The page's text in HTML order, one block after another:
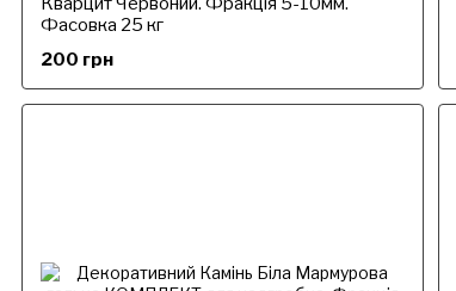
Фасовка 25 кг
200 грн